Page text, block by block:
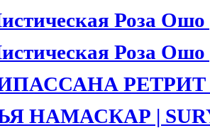
Роза
Роза Ошо
РЕТРИТ |
НАМАСКАР |